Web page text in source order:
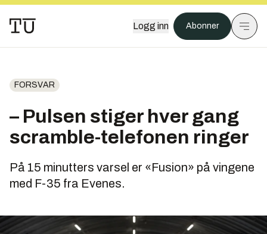
Logg inn Abonner
FORSVAR
– Pulsen stiger hver gang
scramble-telefonen ringer
På 15 minutters varsel er «Fusion» på vingene
med F-35 fra Evenes.